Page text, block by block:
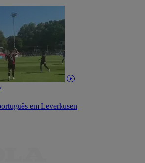
em Leverkusen